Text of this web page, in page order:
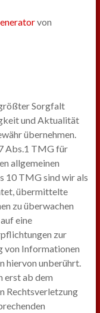
von
Sorgfalt
und Aktualität
übernehmen.
Abs.1 TMG für
allgemeinen
10 TMG sind wir als
übermittelte
zu überwachen
eine
zur
von Informationen
hiervon unberührt.
erst ab dem
Rechtsverletzung